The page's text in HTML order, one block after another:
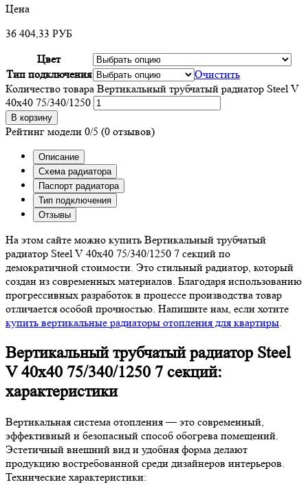
Цена
36 404,33 РУБ
Цвет
Тип подключения
Очистить
Количество товара Вертикальный трубчатый радиатор Steel V
40х40 75/340/1250
В корзину
Рейтинг модели 0/5 (0 отзывов)
Описание
Схема радиатора
Паспорт радиатора
Тип подключения
Отзывы
На этом сайте можно купить Вертикальный трубчатый
радиатор Steel V 40х40 75/340/1250 7 секций по
демократичной стоимости. Это стильный радиатор, который
создан из современных материалов. Благодаря использованию
прогрессивных разработок в процессе производства товар
отличается особой прочностью. Напишите нам, если хотите
купить вертикальные радиаторы отопления для квартиры
Вертикальный трубчатый радиатор Steel
V 40х40 75/340/1250 7 секций:
характеристики
Вертикальная система отопления — это современный,
эффективный и безопасный способ обогрева помещений.
Эстетичный внешний вид и удобная форма делают
продукцию востребованной среди дизайнеров интерьеров.
Технические характеристики: